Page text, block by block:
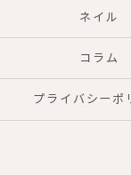
ネイル
コラム
プライバシーポ